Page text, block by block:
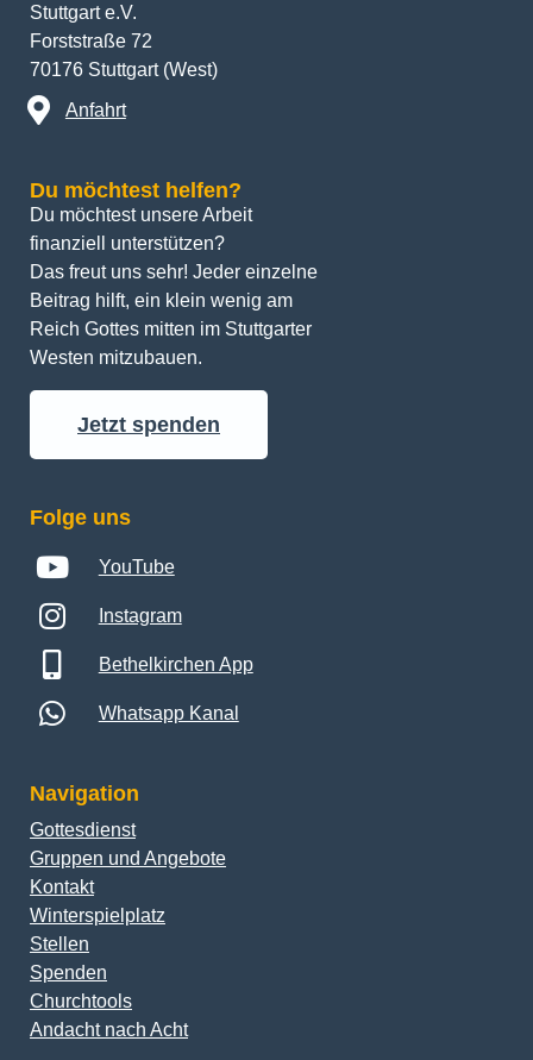
Stuttgart e.V.
Forststraße 72
70176 Stuttgart (West)
Anfahrt
Du möchtest helfen?
Du möchtest unsere Arbeit
finanziell unterstützen?
Das freut uns sehr! Jeder einzelne
Beitrag hilft, ein klein wenig am
Reich Gottes mitten im Stuttgarter
Westen mitzubauen.
Jetzt spenden
Folge uns
YouTube
Instagram
Bethelkirchen App
Whatsapp Kanal
Navigation
Gottesdienst
Gruppen und Angebote
Kontakt
Winterspielplatz
Stellen
Spenden
Churchtools
Andacht nach Acht